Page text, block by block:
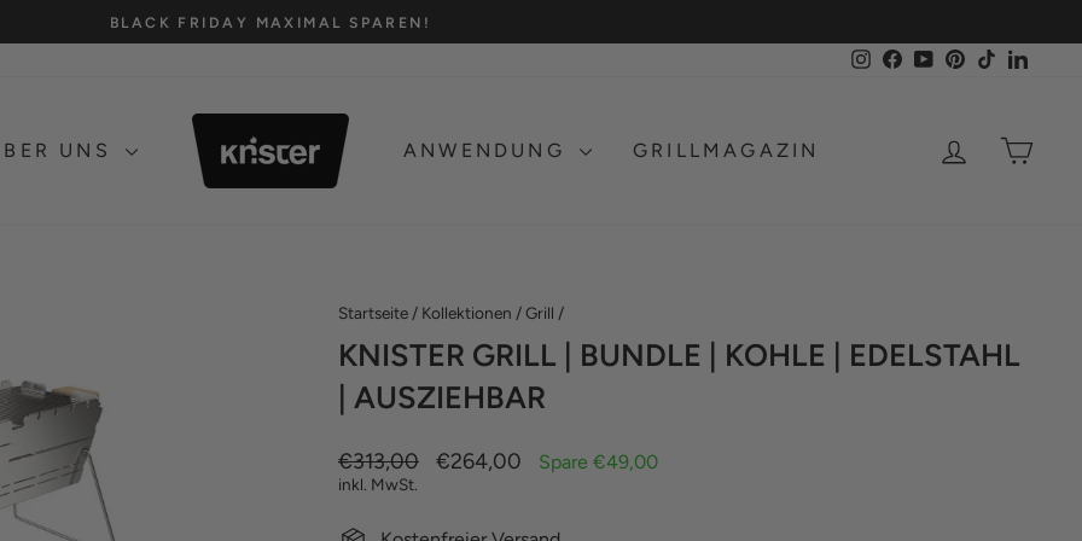
Pause
BLACK FRIDAY MAXIMAL SPAREN!
InstagramFacebookYouTubePinterest
TikTok
UNS ANWENDUNG GRILLMAGAZIN
Startseite / Kollektionen /Grill /
KNISTER GRILL | BUNDLE | KOHLE | EDELSTAHL
| AUSZIEHBAR
Normaler
Preis
€313,00 Sonderpreis
€264,00 Spare €49,00
inkl. MwSt.